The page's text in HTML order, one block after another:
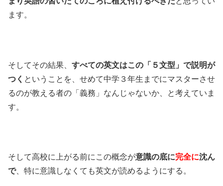
ます。
そしてその結果、 すべての英文はこの「５文型」で説明が
つく ということを、せめて中学３年生までにマスターさせ
るのが教える者の「義務」なんじゃないか、と考えていま
す。
そして高校に上がる前にこの概念が意識の底に完全に沈ん
で、特に意識しなくても英文が読めるようにする。